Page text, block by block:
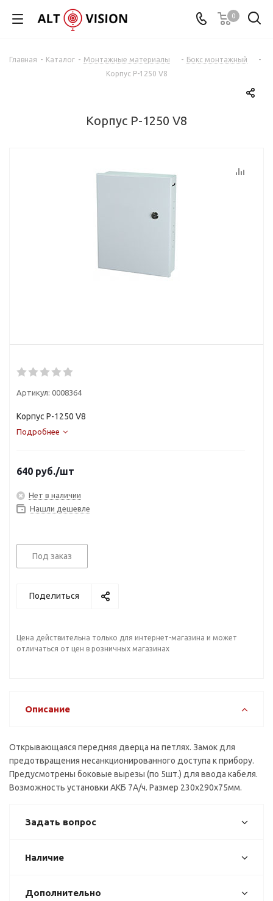
0
Главная - Каталог - Монтажные материалы - Бокс монтажный
-
Корпус Р-1250 V8
Корпус Р-1250 V8
Артикул: 0008364
Корпус Р-1250 V8
Подробнее
640 руб./шт
Нет в наличии
Нашли дешевле
Под заказ
Поделиться
Цена действительна только для интернет-магазина и может
отличаться от цен в розничных магазинах
Описание
Открывающаяся передняя дверца на петлях. Замок для
предотвращения несанкционированного доступа к прибору.
Предусмотрены боковые вырезы (по 5шт.) для ввода кабеля.
Возможность установки АКБ 7А/ч. Размер 230х290х75мм.
Задать вопрос
Наличие
Дополнительно